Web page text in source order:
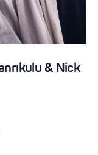
& Nick